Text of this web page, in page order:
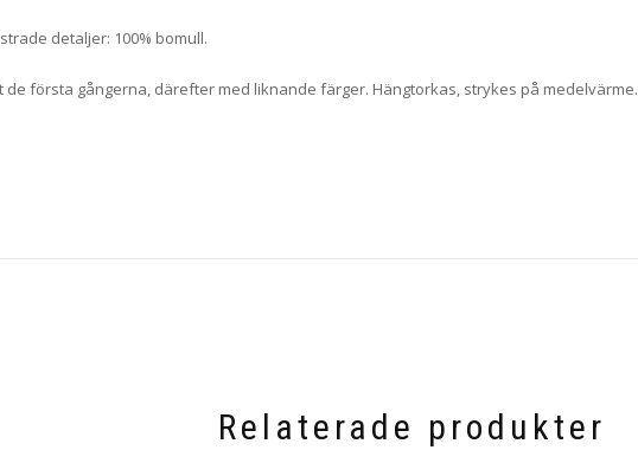
detaljer: 100% bomull.
de första gångerna, därefter med liknande färger. Hängtorkas, strykes på medelvärme.
Relaterade produkter